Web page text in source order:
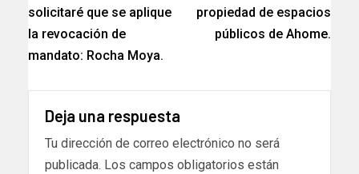
solicitaré que se aplique
la revocación de
mandato: Rocha Moya.
propiedad de espacios
públicos de Ahome.
Deja una respuesta
Tu dirección de correo electrónico no será
publicada. Los campos obligatorios están